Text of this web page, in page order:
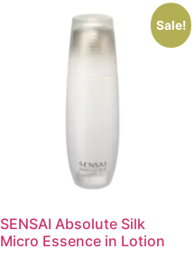
Sale!
SENSAI Absolute Silk
Micro Essence in Lotion